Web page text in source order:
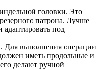
головки. Это
патрона. Лучше
адаптировать под
Для выполнения операции
иметь продольные и
делают ручной